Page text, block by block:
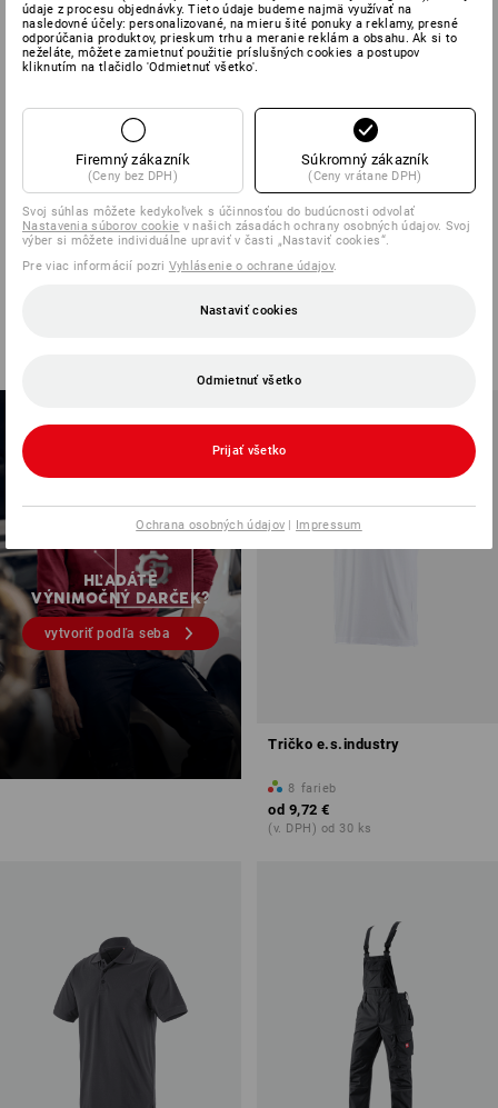
NA ŠPECIÁLNE
POŽIADAVKY
Pánske Dámske
všetky výrobky
HĽADÁTE
VÝNIMOČNÝ DARČEK?
vytvoriť podľa seba
Tričko e.s.industry
8 farieb
od 9,72 €
(v. DPH) od 30 ks
údaje z procesu objednávky. Tieto údaje budeme najmä využívať na
nasledovné účely: personalizované, na mieru šité ponuky a reklamy, presné
odporúčania produktov, prieskum trhu a meranie reklám a obsahu. Ak si to
neželáte, môžete zamietnuť použitie príslušných cookies a postupov
kliknutím na tlačidlo 'Odmietnuť všetko'.
Firemný zákazník
(Ceny bez DPH)
Súkromný zákazník
(Ceny vrátane DPH)
Svoj súhlas môžete kedykoľvek s účinnosťou do budúcnosti odvolať
Nastavenia súborov cookie v našich zásadách ochrany osobných údajov. Svoj
výber si môžete individuálne upraviť v časti „Nastaviť cookies“.
Pre viac informácií pozri Vyhlásenie o ochrane údajov.
Nastaviť cookies
Odmietnuť všetko
Prijať všetko
Ochrana osobných údajov | Impressum